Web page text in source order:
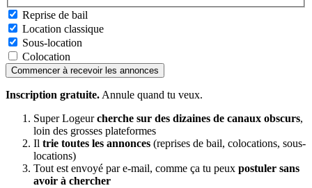
Reprise de bail
Location classique
Sous-location
Colocation
Commencer à recevoir les annonces
Inscription gratuite. Annule quand tu veux.
Super Logeurcherche sur des dizaines de canaux obscurs,
loin des grosses plateformes
Il trie toutes les annonces (reprises de bail, colocations, sous-
locations)
Tout est envoyé par e-mail, comme ça tu peux postuler sans
avoir à chercher